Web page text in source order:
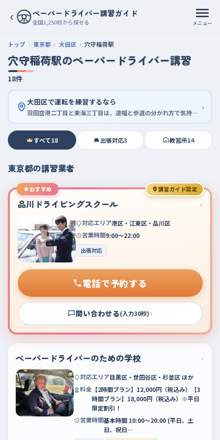
‹ ペーパードライバー講習ガイド
全国1,250校から探せる メニュー
トップ 東京都 大田区 穴守稲荷駅
穴守稲荷駅のペーパードライバー講習
18件
大田区で運転を練習するなら
羽田空港二丁目と東海三丁目は、道幅と歩道の分かれ方で気持ちに余裕ができる ›
すべて18 出張対応3 教習所14
東京都の講習業者
おすすめ 講習ガイド認定
品川ドライビングスクール ›
対応エリア港区・江東区・品川区
営業時間9:00～22:00
出張対応
電話で予約する
問い合わせる(入力30秒) ›
ペーパードライバーのための学校 ›
対応エリア目黒区・世田谷区・杉並区 ほか
料金 【2時間プラン】12,000円（税込み）【3
時間プラン】18,000円（税込み）※平日
限定割引！
営業時間基本時間 10:00〜20:00 (平日、土
日、祝日…